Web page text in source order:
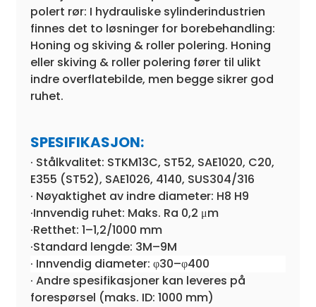
polert rør: I hydrauliske sylinderindustrien
finnes det to løsninger for borebehandling:
Honing og skiving & roller polering. Honing
eller skiving & roller polering fører til ulikt
indre overflatebilde, men begge sikrer god
ruhet.
SPESIFIKASJON:
· Stålkvalitet: STKM13C, ST52, SAE1020, C20,
E355 (ST52), SAE1026, 4140, SUS304/316
· Nøyaktighet av indre diameter: H8 H9
·Innvendig ruhet: Maks. Ra 0,2 μm
·Retthet: 1–1,2/1000 mm
·Standard lengde: 3M–9M
· Innvendig diameter: φ30–φ400
· Andre spesifikasjoner kan leveres på
forespørsel (maks. ID: 1000 mm)